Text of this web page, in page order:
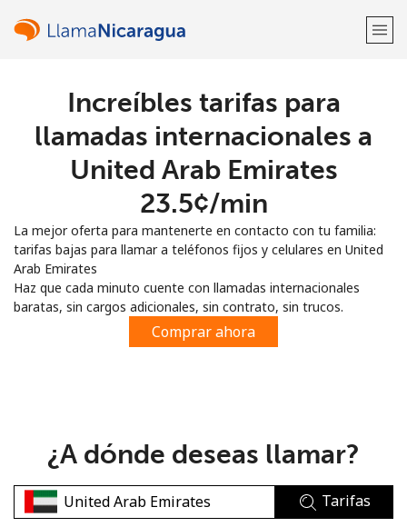
¡Bienvenido!
Regístrate con
o
Increíbles tarifas para
llamadas internacionales a
United Arab Emirates
⁦23.5¢⁩/min
La mejor oferta para mantenerte en contacto con tu familia:
tarifas bajas para llamar a teléfonos fijos y celulares en United
Arab Emirates
Haz que cada minuto cuente con llamadas internacionales
baratas, sin cargos adicionales, sin contrato, sin trucos.
Comprar ahora
¿A dónde deseas llamar?
Tarifas